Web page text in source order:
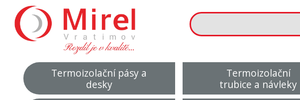
Termoizolační pásy a
desky
Termoizolační
trubice a návleky